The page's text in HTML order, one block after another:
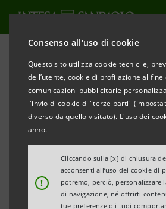
Consenso all'uso di cookie
Questo sito utilizza cookie tecnici e,
dell’utente, cookie di profilazione al fine
comunicazioni pubblicitarie
l'invio di cookie di "terze parti"
diverso da quello visitato). L'uso dei
anno.
!
Cliccando sulla [x] di chiusura
acconsenti all’uso dei cookie di
potremo, perciò, personalizzare
di navigazione, né offrirti
tue preferenze o i tuoi
Tutti gli eventi sostenuti dalla banca
CULTURA
Un weekend
dell’arte